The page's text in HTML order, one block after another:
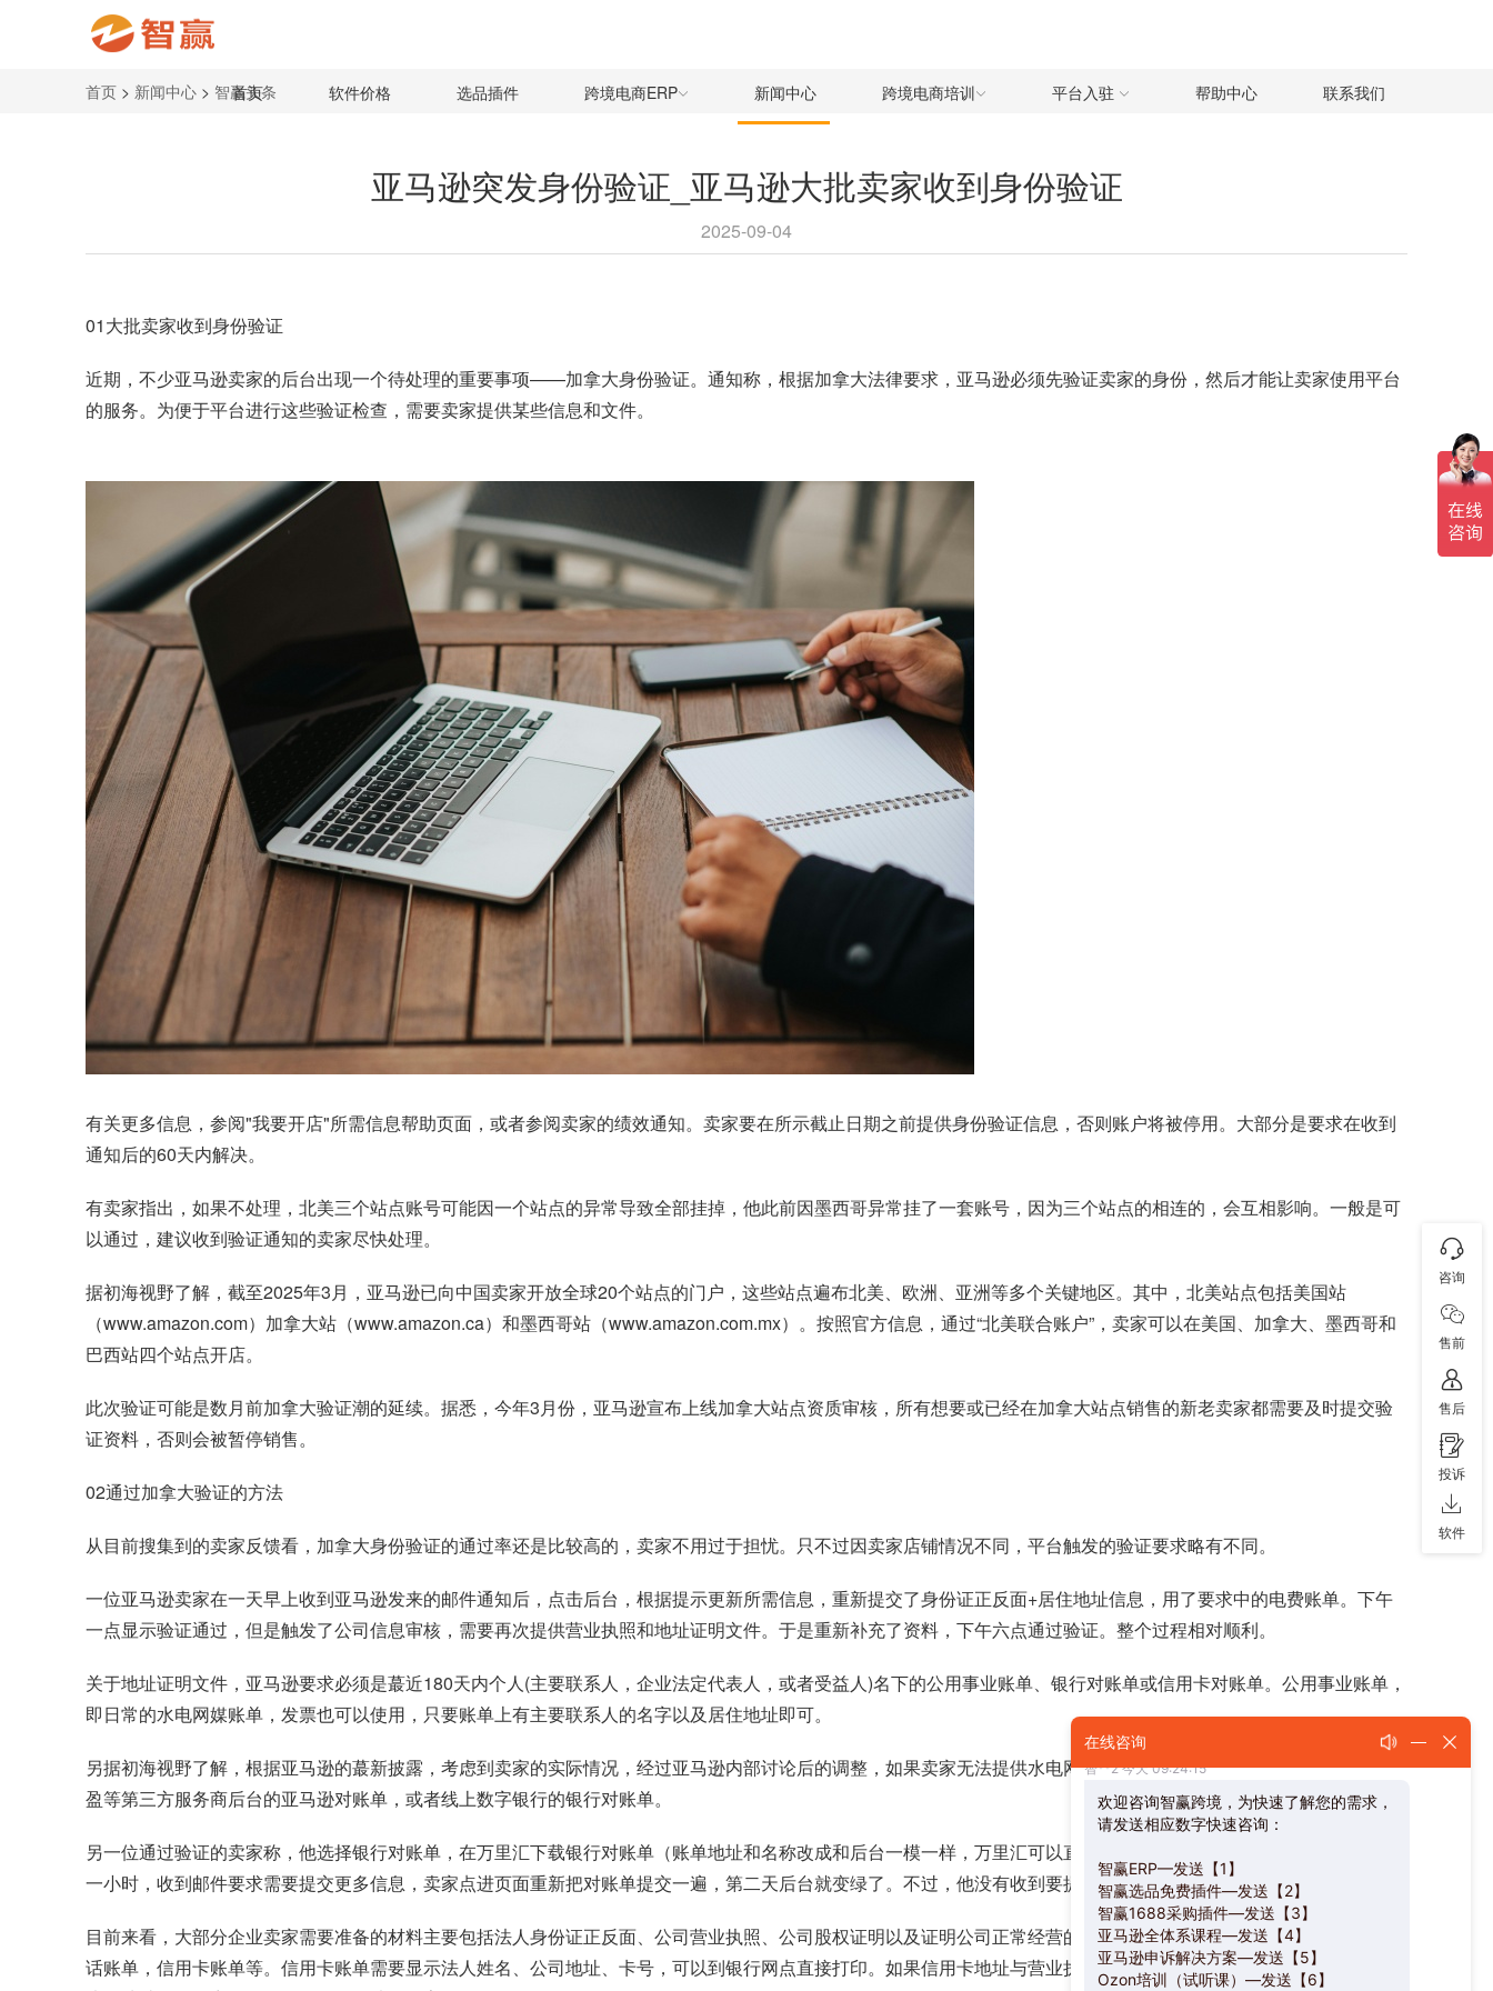
首页 软件价格 选品插件 跨境电商ERP 新闻中心 跨境电商培训 平台入驻 帮助中心 联系我们
首页 > 新闻中心 > 智赢头条
亚马逊突发身份验证_亚马逊大批卖家收到身份验证
2025-09-04
01大批卖家收到身份验证
近期，不少亚马逊卖家的后台出现一个待处理的重要事项——加拿大身份验证。通知称，根据加拿大法律要求，亚马逊必须先验证卖家的身份，然后才能让卖家使用平台
的服务。为便于平台进行这些验证检查，需要卖家提供某些信息和文件。
有关更多信息，参阅"我要开店"所需信息帮助页面，或者参阅卖家的绩效通知。卖家要在所示截止日期之前提供身份验证信息，否则账户将被停用。大部分是要求在收到
通知后的60天内解决。
有卖家指出，如果不处理，北美三个站点账号可能因一个站点的异常导致全部挂掉，他此前因墨西哥异常挂了一套账号，因为三个站点的相连的，会互相影响。一般是可
以通过，建议收到验证通知的卖家尽快处理。
据初海视野了解，截至2025年3月，亚马逊已向中国卖家开放全球20个站点的门户，这些站点遍布北美、欧洲、亚洲等多个关键地区。其中，北美站点包括美国站
（www.amazon.com）加拿大站（www.amazon.ca）和墨西哥站（www.amazon.com.mx）。按照官方信息，通过“北美联合账户”，卖家可以在美国、加拿大、墨西哥和
巴西站四个站点开店。
此次验证可能是数月前加拿大验证潮的延续。据悉，今年3月份，亚马逊宣布上线加拿大站点资质审核，所有想要或已经在加拿大站点销售的新老卖家都需要及时提交验
证资料，否则会被暂停销售。
02通过加拿大验证的方法
从目前搜集到的卖家反馈看，加拿大身份验证的通过率还是比较高的，卖家不用过于担忧。只不过因卖家店铺情况不同，平台触发的验证要求略有不同。
一位亚马逊卖家在一天早上收到亚马逊发来的邮件通知后，点击后台，根据提示更新所需信息，重新提交了身份证正反面+居住地址信息，用了要求中的电费账单。下午
一点显示验证通过，但是触发了公司信息审核，需要再次提供营业执照和地址证明文件。于是重新补充了资料，下午六点通过验证。整个过程相对顺利。
关于地址证明文件，亚马逊要求必须是蕞近180天内个人(主要联系人，企业法定代表人，或者受益人)名下的公用事业账单、银行对账单或信用卡对账单。公用事业账单，
即日常的水电网媒账单，发票也可以使用，只要账单上有主要联系人的名字以及居住地址即可。
另据初海视野了解，根据亚马逊的蕞新披露，考虑到卖家的实际情况，经过亚马逊内部讨论后的调整，如果卖家无法提供水电网媒账单、信用卡对账单，也可以使用派安
盈等第三方服务商后台的亚马逊对账单，或者线上数字银行的银行对账单。
另一位通过验证的卖家称，他选择银行对账单，在万里汇下载银行对账单（账单地址和名称改成和后台一模一样，万里汇可以直接编辑导出)。第一次提交之后，大概过了
一小时，收到邮件要求需要提交更多信息，卖家点进页面重新把对账单提交一遍，第二天后台就变绿了。不过，他没有收到要提交公司股权架构的资料要求。
目前来看，大部分企业卖家需要准备的材料主要包括法人身份证正反面、公司营业执照、公司股权证明以及证明公司正常经营的其他材料，比如水电账单，网络账单，电
话账单，信用卡账单等。信用卡账单需要显示法人姓名、公司地址、卡号，可以到银行网点直接打印。如果信用卡地址与营业执照地址不一样，可以手机app修改成营业
咨询
售前
售后
投诉
软件
在线咨询